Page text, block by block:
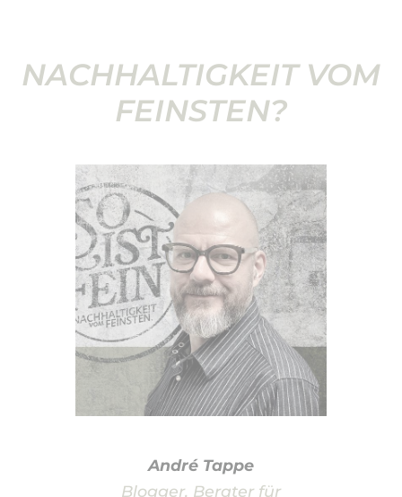
NACHHALTIGKEIT VOM
FEINSTEN?
André Tappe
Blogger, Berater für